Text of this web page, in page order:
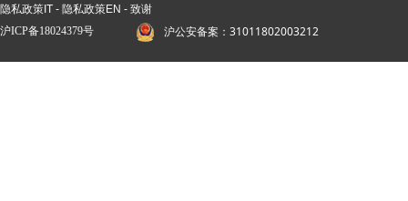
隐私政策IT - 隐私政策EN - 致谢
沪ICP备18024379号 沪公安备案：31011802003212